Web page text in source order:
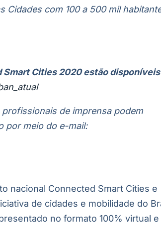
Cidades com 100 a 500 mil
Smart Cities 2020 estão disponíveis
profissionais de imprensa podem
por meio do e-mail:
nacional Connected Smart Cities e
de cidades e mobilidade do
no formato 100% virtual e